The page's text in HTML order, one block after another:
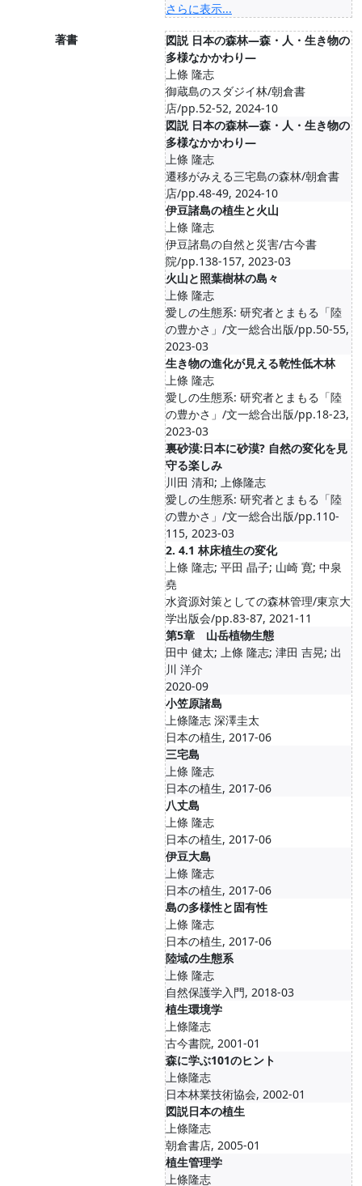
さらに表示...
著書
図説 日本の森林―森・人・生き物の
多様なかかわり―
上條 隆志
御蔵島のスダジイ林/朝倉書
店/pp.52-52, 2024-10
図説 日本の森林―森・人・生き物の
多様なかかわり―
上條 隆志
遷移がみえる三宅島の森林/朝倉書
店/pp.48-49, 2024-10
伊豆諸島の植生と火山
上條 隆志
伊豆諸島の自然と災害/古今書
院/pp.138-157, 2023-03
火山と照葉樹林の島々
上條 隆志
愛しの生態系: 研究者とまもる「陸
の豊かさ」/文一総合出版/pp.50-55,
2023-03
生き物の進化が見える乾性低木林
上條 隆志
愛しの生態系: 研究者とまもる「陸
の豊かさ」/文一総合出版/pp.18-23,
2023-03
裏砂漠:日本に砂漠? 自然の変化を見
守る楽しみ
川田 清和; 上條隆志
愛しの生態系: 研究者とまもる「陸
の豊かさ」/文一総合出版/pp.110-
115, 2023-03
2. 4.1 林床植生の変化
上條 隆志; 平田 晶子; 山崎 寛; 中泉
堯
水資源対策としての森林管理/東京大
学出版会/pp.83-87, 2021-11
第5章 山岳植物生態
田中 健太; 上條 隆志; 津田 吉晃; 出
川 洋介
2020-09
小笠原諸島
上條隆志 深澤圭太
日本の植生, 2017-06
三宅島
上條 隆志
日本の植生, 2017-06
八丈島
上條 隆志
日本の植生, 2017-06
伊豆大島
上條 隆志
日本の植生, 2017-06
島の多様性と固有性
上條 隆志
日本の植生, 2017-06
陸域の生態系
上條 隆志
自然保護学入門, 2018-03
植生環境学
上條隆志
古今書院, 2001-01
森に学ぶ101のヒント
上條隆志
日本林業技術協会, 2002-01
図説日本の植生
上條隆志
朝倉書店, 2005-01
植生管理学
上條隆志